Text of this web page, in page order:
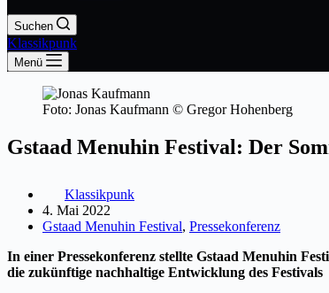
Suchen
Klassikpunk
Menü
Foto: Jonas Kaufmann © Gregor Hohenberg
Gstaad Menuhin Festival: Der
Klassikpunk
4. Mai 2022
Gstaad Menuhin Festival, Pressekonferenz
In einer Pressekonferenz stellte Gstaad Menuhin
die zukünftige nachhaltige Entwicklung des Festivals